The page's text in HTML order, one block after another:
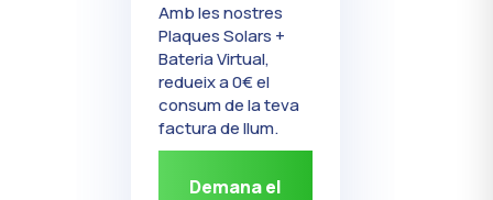
Amb les nostres
Plaques Solars +
Bateria Virtual,
redueix a 0€ el
consum de la teva
factura de llum.
Demana el